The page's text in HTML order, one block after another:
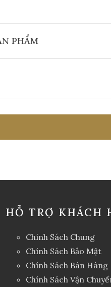
PHẨM
HỖ TRỢ KHÁCH
Chính Sách Chung
Chính Sách Bảo Mật
Chính Sách Bán Hàng
Chính Sách Vận